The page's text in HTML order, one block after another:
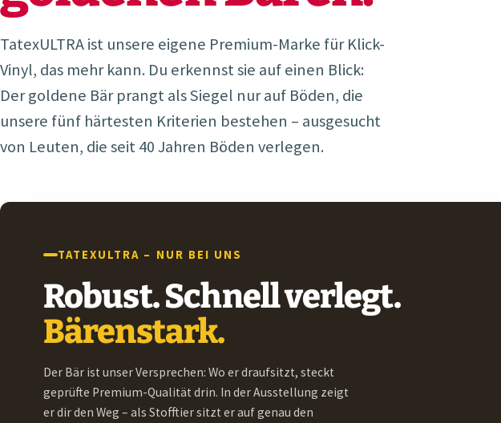
TatexULTRA ist unsere eigene Premium-Marke für Klick-
Vinyl, das mehr kann. Du erkennst sie auf einen Blick:
Der goldene Bär prangt als Siegel nur auf Böden, die
unsere fünf härtesten Kriterien bestehen – ausgesucht
von Leuten, die seit 40 Jahren Böden verlegen.
TATEXULTRA – NUR BEI UNS
Robust. Schnell verlegt.
Bärenstark.
Der Bär ist unser Versprechen: Wo er draufsitzt, steckt
geprüfte Premium-Qualität drin. In der Ausstellung zeigt
er dir den Weg – als Stofftier sitzt er auf genau den